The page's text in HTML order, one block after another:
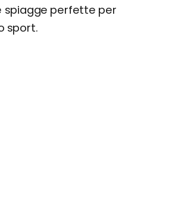
spiagge perfette per
sport.